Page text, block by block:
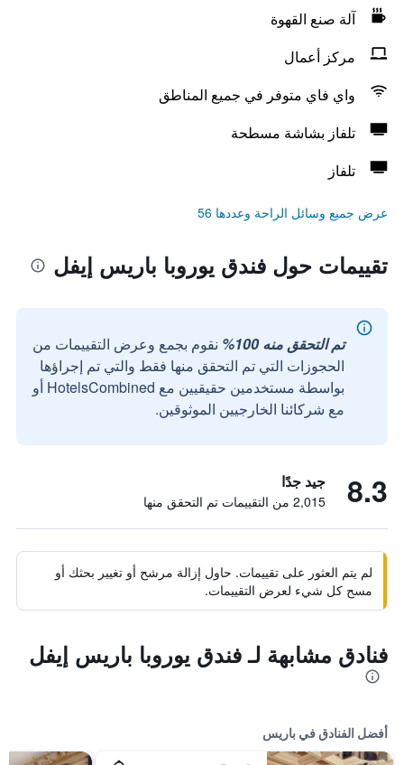
آلة صنع القهوة
مركز أعمال
واي فاي متوفر في جميع المناطق
تلفاز بشاشة مسطحة
تلفاز
عرض جميع وسائل الراحة وعددها 56
تقييمات حول فندق يوروبا باريس إيفل
تم التحقق منه 100%
نقوم بجمع وعرض التقييمات من
الحجوزات التي تم التحقق منها فقط والتي تم إجراؤها
بواسطة مستخدمين حقيقيين مع HotelsCombined أو
مع شركائنا الخارجيين الموثوقين.
8.3 جيد جدًا
2,015 من التقييمات تم التحقق منها
لم يتم العثور على تقييمات. حاول إزالة مرشح أو تغيير بحثك أو
مسح كل شيء لعرض التقييمات.
فنادق مشابهة لـ فندق يوروبا باريس إيفل
أفضل الفنادق في باريس